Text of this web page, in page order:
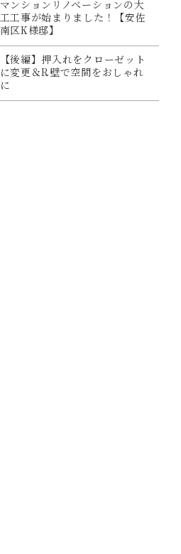
マンションリノベーションの大
工工事が始まりました！【安佐
南区K様邸】
【後編】押入れをクローゼット
に変更＆R壁で空間をおしゃれ
に